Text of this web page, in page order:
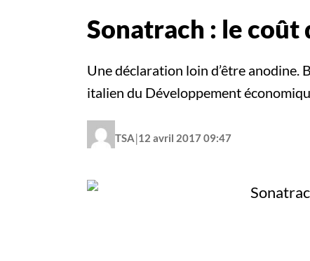
Sonatrach : le coût
Une déclaration loin d’être anodine.
italien du Développement
TSA|12 avril 2017 09:47